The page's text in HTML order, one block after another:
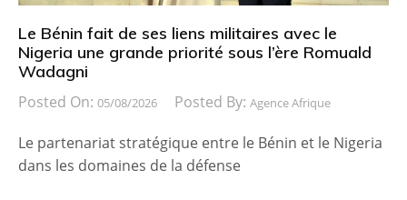
Le Bénin fait de ses liens militaires avec le
Nigeria une grande priorité sous l’ère Romuald
Wadagni
Posted On: 05/08/2026 Posted By: Agence Afrique
Le partenariat stratégique entre le Bénin et le Nigeria
dans les domaines de la défense